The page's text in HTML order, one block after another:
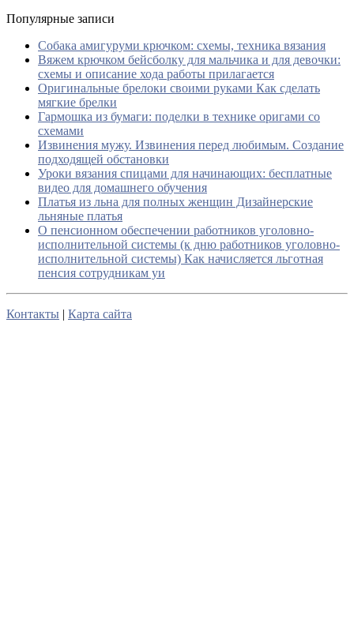
Популярные записи
Собака амигуруми крючком: схемы, техника вязания
Вяжем крючком бейсболку для мальчика и для девочки:
схемы и описание хода работы прилагается
Оригинальные брелоки своими руками Как сделать
мягкие брелки
Гармошка из бумаги: поделки в технике оригами со
схемами
Извинения мужу. Извинения перед любимым. Создание
подходящей обстановки
Уроки вязания спицами для начинающих: бесплатные
видео для домашнего обучения
Платья из льна для полных женщин Дизайнерские
льняные платья
О пенсионном обеспечении работников уголовно-
исполнительной системы (к дню работников уголовно-
исполнительной системы) Как начисляется льготная
пенсия сотрудникам уи
Контакты | Карта сайта